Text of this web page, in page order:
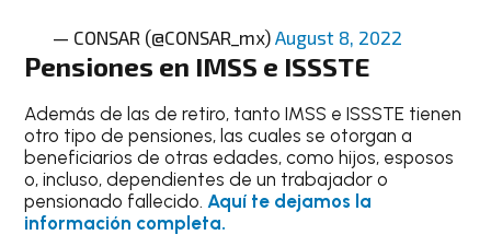
— CONSAR (@CONSAR_mx) August 8, 2022
Pensiones en IMSS e ISSSTE
Además de las de retiro, tanto IMSS e ISSSTE tienen
otro tipo de pensiones, las cuales se otorgan a
beneficiarios de otras edades, como hijos, esposos
o, incluso, dependientes de un trabajador o
pensionado fallecido.Aquí te dejamos la
información completa.